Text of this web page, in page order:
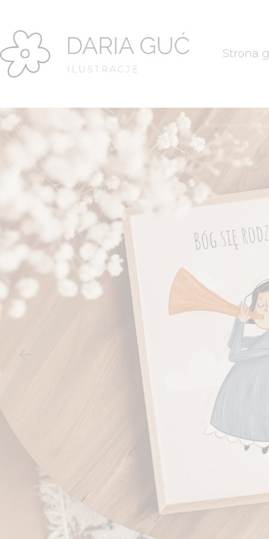
Strona